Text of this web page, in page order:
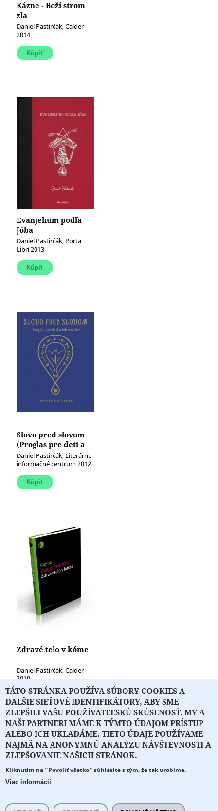
Kázne - Boží strom
zla
Daniel Pastirčák, Calder
2014
Evanjelium podľa
Jóba
Daniel Pastirčák, Porta
Libri 2013
Slovo pred slovom
(Proglas pre deti a
ich rodičov)
Daniel Pastirčák, Literárne
informačné centrum 2012
Zdravé telo v kóme
Daniel Pastirčák, Calder
2010
Všetky práva vyhradené.
O PORTÁLI O DRUŽSTVE SPONZORI KONTAKT
Projekt z verejných fondov podporil
Cookie preferencie
TÁTO STRÁNKA POUŽÍVA SÚBORY COOKIES A
DALŠIE SIEŤOVÉ IDENTIFIKÁTORY, ABY SME
ZLEPŠILI VAŠU POUŽÍVATEĽSKÚ SKÚSENOSŤ. MY A
NAŠI PARTNERI MÁME K TÝMTO ÚDAJOM PRÍSTUP
ALEBO ICH UKLADÁME. TIETO ÚDAJE POUŽÍVAME
NAJMÄ NA ANONYMNÚ ANALÝZU NÁVŠTEVNOSTI A
ZLEPŠOVANIE NAŠICH STRÁNOK.
Kliknutím na "Povoliť všetko" súhlasíte s tým, že tak urobíme.
Viac informácií